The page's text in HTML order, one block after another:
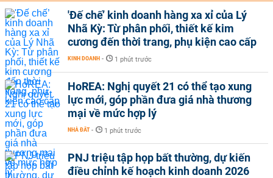
'Đế chế’ kinh doanh hàng xa xỉ của Lý
Nhã Kỳ: Từ phân phối, thiết kế kim
cương đến thời trang, phụ kiện cao cấp
KINH DOANH - 1 phút trước
HoREA: Nghị quyết 21 có thể tạo xung
lực mới, góp phần đưa giá nhà thương
mại về mức hợp lý
NHÀ ĐẤT - 1 phút trước
PNJ triệu tập họp bất thường, dự kiến
điều chỉnh kế hoạch kinh doanh 2026